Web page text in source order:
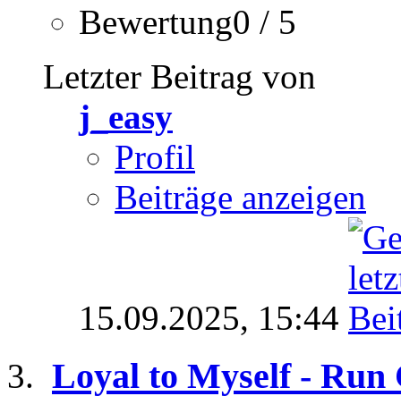
Bewertung0 / 5
Letzter Beitrag von
j_easy
Profil
Beiträge anzeigen
15.09.2025, 15:44
Loyal to Myself - Run